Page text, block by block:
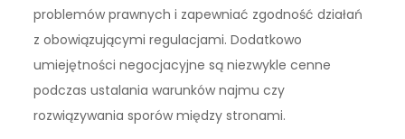
problemów prawnych i zapewniać zgodność działań
z obowiązującymi regulacjami. Dodatkowo
umiejętności negocjacyjne są niezwykle cenne
podczas ustalania warunków najmu czy
rozwiązywania sporów między stronami.